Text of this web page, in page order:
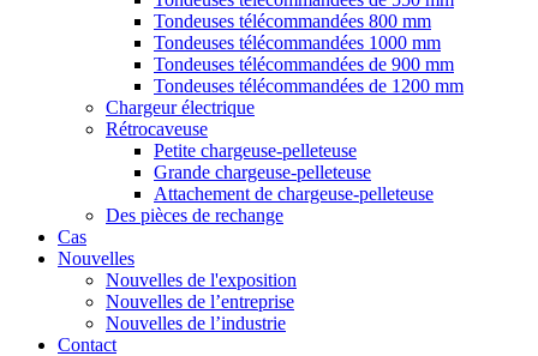
Tondeuses télécommandées 800 mm
Tondeuses télécommandées 1000 mm
Tondeuses télécommandées de 900 mm
Tondeuses télécommandées de 1200 mm
Chargeur électrique
Rétrocaveuse
Petite chargeuse-pelleteuse
Grande chargeuse-pelleteuse
Attachement de chargeuse-pelleteuse
Des pièces de rechange
Cas
Nouvelles
Nouvelles de l'exposition
Nouvelles de l’entreprise
Nouvelles de l’industrie
Contact